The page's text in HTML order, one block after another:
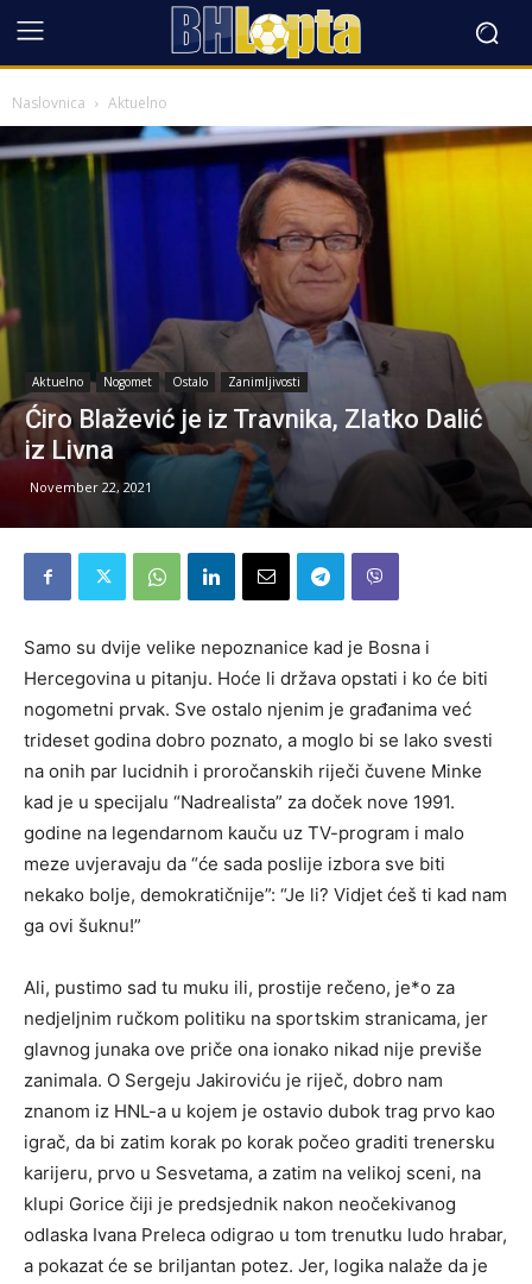
Naslovnica Aktuelno
Aktuelno Nogomet Ostalo Zanimljivosti
Ćiro Blažević je iz Travnika, Zlatko Dalić
iz Livna
November 22, 2021
Samo su dvije velike nepoznanice kad je Bosna i
Hercegovina u pitanju. Hoće li država opstati i ko će biti
nogometni prvak. Sve ostalo njenim je građanima već
trideset godina dobro poznato, a moglo bi se lako svesti
na onih par lucidnih i proročanskih riječi čuvene Minke
kad je u specijalu “Nadrealista” za doček nove 1991.
godine na legendarnom kauču uz TV-program i malo
meze uvjeravaju da “će sada poslije izbora sve biti
nekako bolje, demokratičnije”: “Je li? Vidjet ćeš ti kad nam
ga ovi šuknu!”
Ali, pustimo sad tu muku ili, prostije rečeno, je*o za
nedjeljnim ručkom politiku na sportskim stranicama, jer
glavnog junaka ove priče ona ionako nikad nije previše
zanimala. O Sergeju Jakiroviću je riječ, dobro nam
znanom iz HNL-a u kojem je ostavio dubok trag prvo kao
igrač, da bi zatim korak po korak počeo graditi trenersku
karijeru, prvo u Sesvetama, a zatim na velikoj sceni, na
klupi Gorice čiji je predsjednik nakon neočekivanog
odlaska Ivana Preleca odigrao u tom trenutku ludo hrabar,
a pokazat će se briljantan potez. Jer, logika nalaže da je